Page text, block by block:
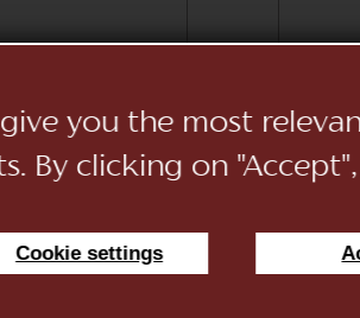
you the most
By clicking on
Cookie settings
total
44284
023